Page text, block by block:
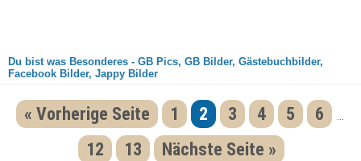
Du bist was Besonderes - GB Pics, GB Bilder, Gästebuchbilder,
Facebook Bilder, Jappy Bilder
« Vorherige Seite 1 2 3 4 5 6
12 13 Nächste Seite »